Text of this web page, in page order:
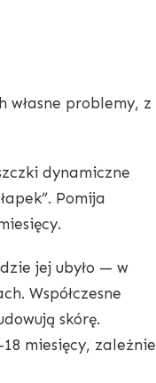
własne problemy, z
dynamiczne
Pomija
jej ubyło — w
Współczesne
skórę.
miesięcy, zależnie